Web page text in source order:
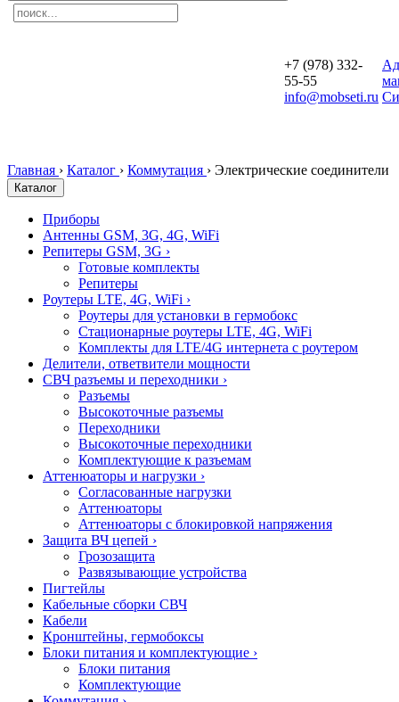
+7 (978) 332-
55-55
info@mobseti.ru
Главная › Каталог › Коммутация › Электрические соединители
Каталог
Приборы
Антенны GSM, 3G, 4G, WiFi
Репитеры GSM, 3G ›
Готовые комплекты
Репитеры
Роутеры LTE, 4G, WiFi ›
Роутеры для установки в гермобокс
Стационарные роутеры LTE, 4G, WiFi
Комплекты для LTE/4G интернета с роутером
Делители, ответвители мощности
СВЧ разъемы и переходники ›
Разъемы
Высокоточные разъемы
Переходники
Высокоточные переходники
Комплектующие к разъемам
Аттенюаторы и нагрузки ›
Согласованные нагрузки
Аттенюаторы
Аттенюаторы с блокировкой напряжения
Защита ВЧ цепей ›
Грозозащита
Развязывающие устройства
Пигтейлы
Кабельные сборки СВЧ
Кабели
Кронштейны, гермобоксы
Блоки питания и комплектующие ›
Блоки питания
Комплектующие